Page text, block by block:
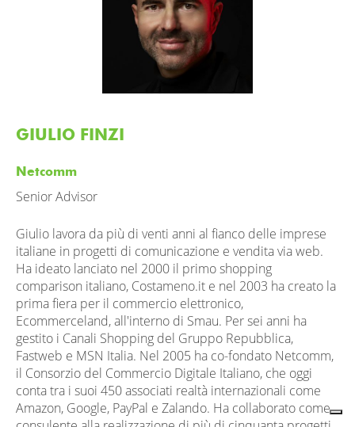
GIULIO FINZI
Netcomm
Senior Advisor
Giulio lavora da più di venti anni al fianco delle imprese
italiane in progetti di comunicazione e vendita via web.
Ha ideato lanciato nel 2000 il primo shopping
comparison italiano, Costameno.it e nel 2003 ha creato la
prima fiera per il commercio elettronico,
Ecommerceland, all'interno di Smau. Per sei anni ha
gestito i Canali Shopping del Gruppo Repubblica,
Fastweb e MSN Italia. Nel 2005 ha co-fondato Netcomm,
il Consorzio del Commercio Digitale Italiano, che oggi
conta tra i suoi 450 associati realtà internazionali come
Amazon, Google, PayPal e Zalando. Ha collaborato come